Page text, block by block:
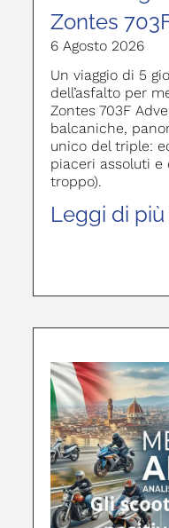
Zontes
6 Agosto 2026
Un viaggio di 5
dell’asfalto per
Zontes 703F
balcaniche,
unico del triple:
piaceri assoluti e
troppo).
Leggi di più